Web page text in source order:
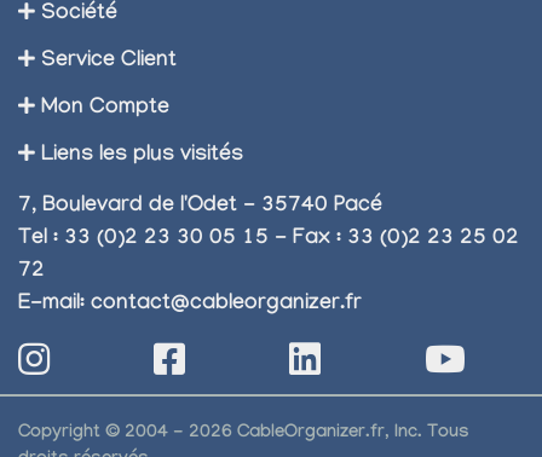
Société
Service Client
Mon Compte
Liens les plus visités
7, Boulevard de l'Odet - 35740 Pacé
Tel : 33 (0)2 23 30 05 15 - Fax : 33 (0)2 23 25 02
72
E-mail: contact@cableorganizer.fr
Copyright © 2004 - 2026 CableOrganizer.fr, Inc. Tous